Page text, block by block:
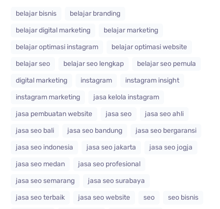
belajar bisnis
belajar branding
belajar digital marketing
belajar marketing
belajar optimasi instagram
belajar optimasi website
belajar seo
belajar seo lengkap
belajar seo pemula
digital marketing
instagram
instagram insight
instagram marketing
jasa kelola instagram
jasa pembuatan website
jasa seo
jasa seo ahli
jasa seo bali
jasa seo bandung
jasa seo bergaransi
jasa seo indonesia
jasa seo jakarta
jasa seo jogja
jasa seo medan
jasa seo profesional
jasa seo semarang
jasa seo surabaya
jasa seo terbaik
jasa seo website seo
seo bisnis